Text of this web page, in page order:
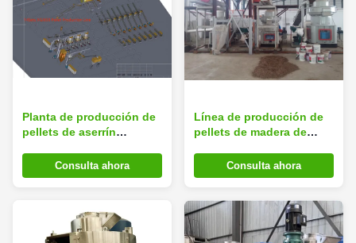
Planta de producción de
pellets de aserrín
de procesamiento de
pellets de madera
Consulta ahora
Línea de producción de
pellets de madera de
molino de pellets de
potencia de motor
Consulta ahora